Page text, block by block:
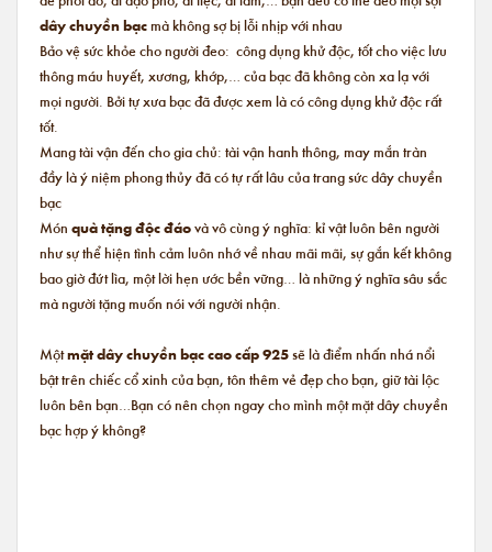
dây chuyền bạcmà không sợ bị lỗi nhịp với nhau
Bảo vệ sức khỏe cho người đeo: công dụng khử độc, tốt cho việc lưu
thông máu huyết, xương, khớp,… của bạc đã không còn xa lạ với
mọi người. Bởi tự xưa bạc đã được xem là có công dụng khử độc rất
tốt.
Mang tài vận đến cho gia chủ: tài vận hanh thông, may mắn tràn
đầy là ý niệm phong thủy đã có tự rất lâu của trang sức dây chuyền
bạc
Món quà tặng độc đáovà vô cùng ý nghĩa: kỉ vật luôn bên người
như sự thể hiện tình cảm luôn nhớ về nhau mãi mãi, sự gắn kết không
bao giờ đứt lìa, một lời hẹn ước bền vững… là những ý nghĩa sâu sắc
mà người tặng muốn nói với người nhận.
Mộtmặt dây chuyền bạc cao cấp 925sẽ là điểm nhấn nhá nổi
bật trên chiếc cổ xinh của bạn, tôn thêm vẻ đẹp cho bạn, giữ tài lộc
luôn bên bạn…Bạn có nên chọn ngay cho mình một mặt dây chuyền
bạc hợp ý không?